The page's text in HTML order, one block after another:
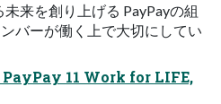
未来を創り上げる PayPayの組
バーが働く上で大切にしてい
11 Work for LIFE,